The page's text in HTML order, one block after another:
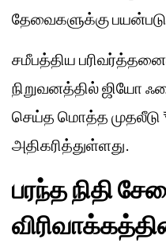
தேவைகளுக்கு
சமீபத்திய
நிறுவனத்தில் ஜியோ
செய்த மொத்த முதலீடு
அதிகரித்துள்ளது.
பரந்த நிதி